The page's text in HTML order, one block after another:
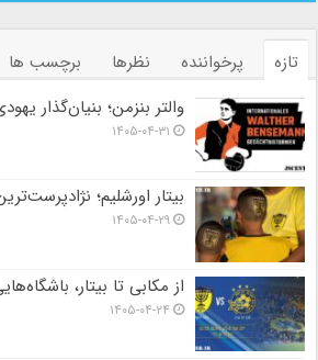
تازه پرخواننده نظرها
برچسب ها
والتر بنزمن؛ بنیان‌گذار
۱۴۰۵-۰۴-۳۱
بیتار اورشلیم؛
۱۴۰۵-۰۴-۲۹
از مکابی تا بیتار،
۱۴۰۵-۰۴-۲۴